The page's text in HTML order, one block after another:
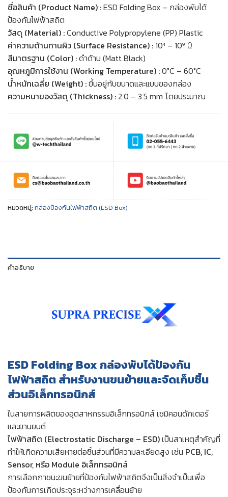
ชื่อสินค้า (Product Name) :ESD Folding Box – กล่องพับได้
ป้องกันไฟฟ้าสถิต
วัสดุ (Material) :Conductive Polypropylene (PP) Plastic
ค่าความต้านทานผิว (Surface Resistance) : 10⁴ – 10⁹ Ω
สีมาตรฐาน (Color) :ดำด้าน (Matt Black)
อุณหภูมิการใช้งาน (Working Temperature) :0°C – 60°C
น้ำหนักเฉลี่ย (Weight) :ขึ้นอยู่กับขนาดและแบบของกล่อง
ความหนาของวัสดุ (Thickness) : 2.0 – 3.5 mm โดยประมาณ
หมวดหมู่: กล่องป้องกันไฟฟ้าสถิต (ESD Box)
คำอธิบาย
ESD Folding Box กล่องพับได้ป้องกัน
ไฟฟ้าสถิต สำหรับงานขนย้ายและจัดเก็บชิ้น
ส่วนอิเล็กทรอนิกส์
ในสายการผลิตของอุตสาหกรรมอิเล็กทรอนิกส์ เซมิคอนดักเตอร์
และยานยนต์
ไฟฟ้าสถิต (Electrostatic Discharge – ESD)เป็นสาเหตุสำคัญที่
ทำให้เกิดความเสียหายต่อชิ้นส่วนที่มีความละเอียดสูง เช่น PCB, IC,
Sensor, หรือ Module อิเล็กทรอนิกส์
การเลือกภาชนะขนย้ายที่ป้องกันไฟฟ้าสถิตจึงเป็นสิ่งจำเป็นเพื่อ
ป้องกันการเกิดประจุระหว่างการเคลื่อนย้าย